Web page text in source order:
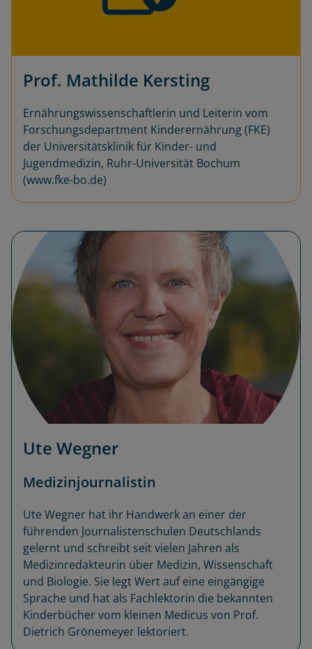
Prof. Mathilde Kersting
Ernährungswissenschaftlerin und Leiterin vom
Forschungsdepartment Kinderernährung (FKE)
der Universitätsklinik für Kinder- und
Jugendmedizin, Ruhr-Universität Bochum
(www.fke-bo.de)
Ute Wegner
Medizinjournalistin
Ute Wegner hat ihr Handwerk an einer der
führenden Journalistenschulen Deutschlands
gelernt und schreibt seit vielen Jahren als
Medizinredakteurin über Medizin, Wissenschaft
und Biologie. Sie legt Wert auf eine eingängige
Sprache und hat als Fachlektorin die bekannten
Kinderbücher vom kleinen Medicus von Prof.
Dietrich Grönemeyer lektoriert.